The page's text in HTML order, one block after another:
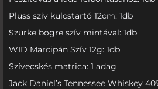
Plüss szív kulcstartó 12cm: 1db
Szürke bögre szív mintával: 1db
WID Marcipán Szív 12g: 1db
Szívecskés matrica: 1 adag
Jack Daniel’s Tennessee Whiskey